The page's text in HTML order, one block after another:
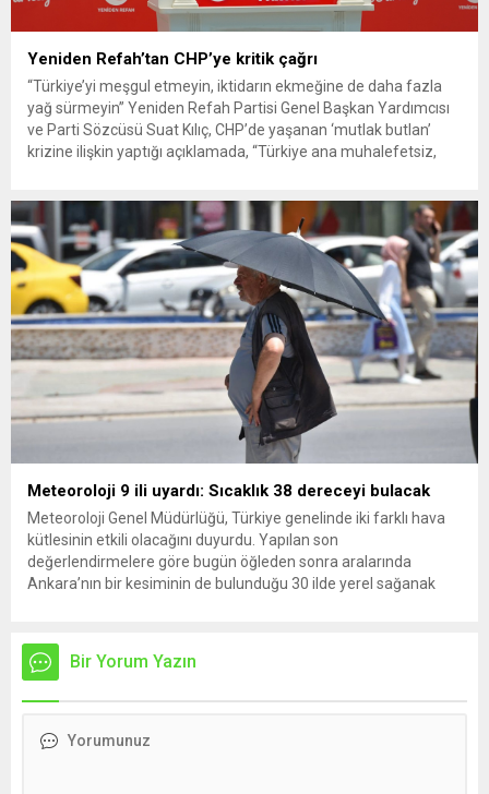
Yeniden Refah’tan CHP’ye kritik çağrı
“Türkiye’yi meşgul etmeyin, iktidarın ekmeğine de daha fazla
yağ sürmeyin” Yeniden Refah Partisi Genel Başkan Yardımcısı
ve Parti Sözcüsü Suat Kılıç, CHP’de yaşanan ‘mutlak butlan’
krizine ilişkin yaptığı açıklamada, “Türkiye ana muhalefetsiz,
olun. Türkiye’yi...
Meteoroloji 9 ili uyardı: Sıcaklık 38 dereceyi bulacak
Meteoroloji Genel Müdürlüğü, Türkiye genelinde iki farklı hava
kütlesinin etkili olacağını duyurdu. Yapılan son
değerlendirmelere göre bugün öğleden sonra aralarında
Ankara’nın bir kesiminin de bulunduğu 30 ilde yerel sağanak
üzerine çıkarak yaz değerlerine ulaşacak. Ayrıca...
Bir Yorum Yazın